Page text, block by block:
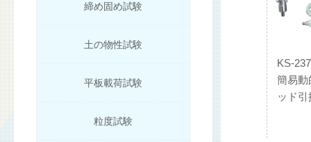
KS-237
簡易動
ッド
締め固め試験
土の物性試験
平板載荷試験
粒度試験